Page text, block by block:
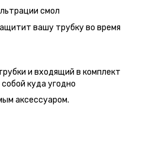
смол
вашу трубку во время
и входящий в комплект
куда угодно
аксессуаром.